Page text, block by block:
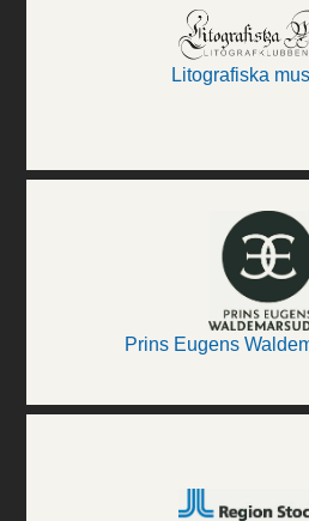
Litografiska
Prins Eugens